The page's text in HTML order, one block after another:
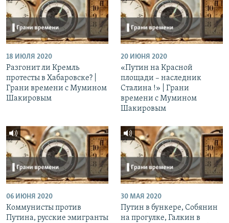
18 ИЮЛЯ 2020
Разгонит ли Кремль
протесты в Хабаровске? |
Грани времени с Мумином
Шакировым
20 ИЮНЯ 2020
«Путин на Красной
площади – наследник
Сталина !» | Грани
времени с Мумином
Шакировым
06 ИЮНЯ 2020
Коммунисты против
Путина, русские эмигранты
30 МАЯ 2020
Путин в бункере, Собянин
на прогулке, Галкин в